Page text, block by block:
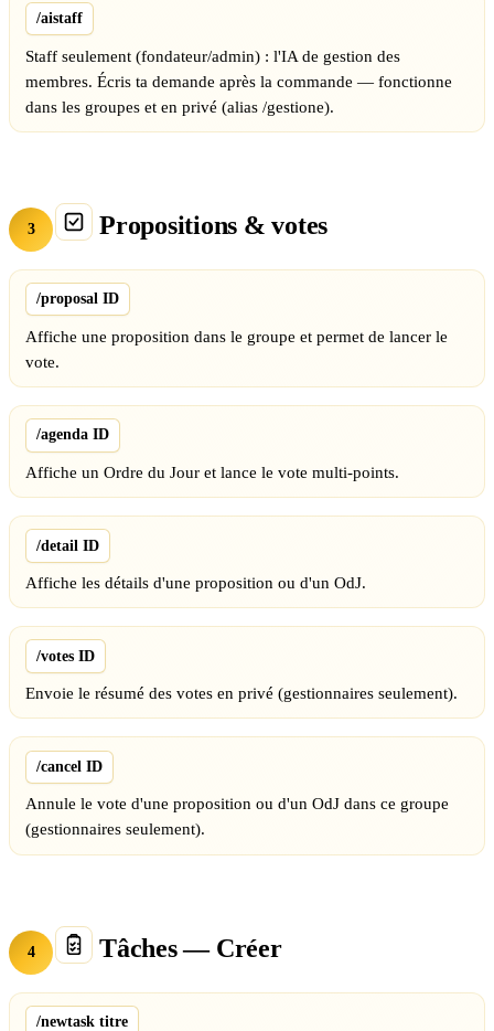
/aistaff
Staff seulement (fondateur/admin) : l'IA de gestion des
membres. Écris ta demande après la commande — fonctionne
dans les groupes et en privé (alias /gestione).
3 Propositions & votes
/proposal ID
Affiche une proposition dans le groupe et permet de lancer le
vote.
/agenda ID
Affiche un Ordre du Jour et lance le vote multi-points.
/detail ID
Affiche les détails d'une proposition ou d'un OdJ.
/votes ID
Envoie le résumé des votes en privé (gestionnaires seulement).
/cancel ID
Annule le vote d'une proposition ou d'un OdJ dans ce groupe
(gestionnaires seulement).
4 Tâches — Créer
/newtask titre